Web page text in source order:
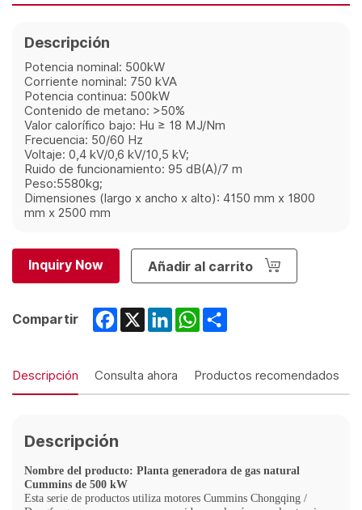
Descripción
Potencia nominal: 500kW
Corriente nominal: 750 kVA
Potencia continua: 500kW
Contenido de metano: >50%
Valor calorífico bajo: Hu ≥ 18 MJ/Nm
Frecuencia: 50/60 Hz
Voltaje: 0,4 kV/0,6 kV/10,5 kV;
Ruido de funcionamiento: 95 dB(A)/7 m
Peso:5580kg;
Dimensiones (largo x ancho x alto): 4150 mm x 1800
mm x 2500 mm
Inquiry Now Añadir al carrito
Compartir Facebook
X LinkedInWhatsApp
Descripción Consulta ahora Productos recomendados
Descripción
Nombre del producto: Planta generadora de gas natural
Cummins de 500 kW
Esta serie de productos utiliza motores Cummins Chongqing /